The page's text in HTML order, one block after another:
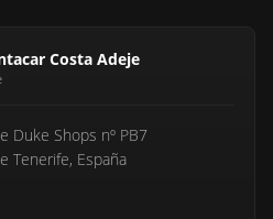
Costa Adeje
Duke Shops nº PB7
Tenerife, España